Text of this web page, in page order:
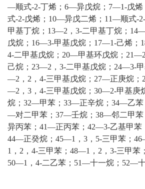
—顺式-2-丁烯；6—异戊烷；7—1-戊
式-2-戊烯；10—异戊二烯；11—顺式-
甲基丁烷；13—2，3-二甲基丁烷；
戊烷；16—3-甲基戊烷；17—1-己烯；
4-二甲基戊烷；20—甲基环戊烷；
己烷；23—2，3-二甲基戊烷；24—3-
—2，2，4-三甲基戊烷；27—正庚烷；
—2，3，4-三甲基戊烷；30—2-甲基庚
烷；32—甲苯；33—正辛烷；34—乙苯
—对二甲苯；37—壬烷；38—邻二甲
异丙苯；41—正丙苯；42—3-乙基甲苯
44—正癸烷；45—1，3，5-三甲苯；
1，2，4-三甲苯；48—1，2，3-三甲苯
50—1，4-二乙苯；51—十一烷；52—